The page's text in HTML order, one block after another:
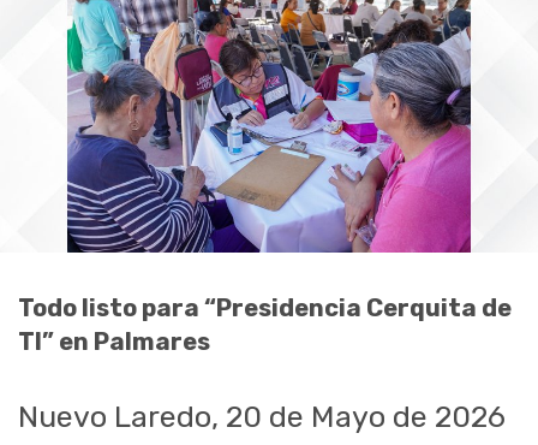
Todo listo para “Presidencia Cerquita de
TI” en Palmares
Nuevo Laredo, 20 de Mayo de 2026